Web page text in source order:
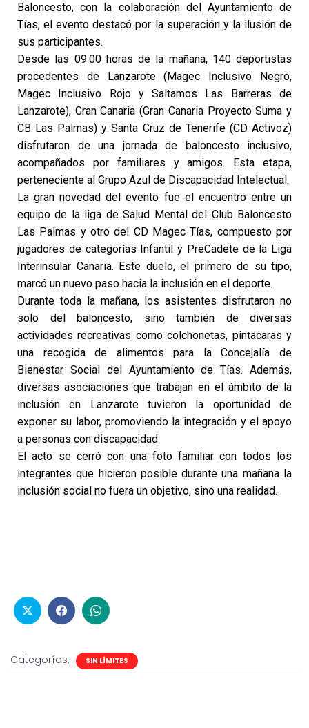
Baloncesto, con la colaboración del Ayuntamiento de
Tías, el eventodestacó por la superación y la ilusión de
sus participantes.
Desde las 09:00 horas de la mañana, 140 deportistas
procedentes de Lanzarote (Magec Inclusivo Negro,
Magec Inclusivo Rojo y Saltamos Las Barreras de
Lanzarote), Gran Canaria (Gran Canaria Proyecto Suma y
CB Las Palmas) y Santa Cruz de Tenerife (CD Activoz)
disfrutaron de una jornada de baloncesto inclusivo,
acompañados por familiares y amigos. Esta etapa,
perteneciente al Grupo Azul de Discapacidad Intelectual.
La gran novedad del evento fue el encuentro entre un
equipo de la liga de Salud Mental del Club Baloncesto
Las Palmas y otro del CD Magec Tías, compuesto por
jugadores de categorías Infantil y PreCadete de la Liga
Interinsular Canaria. Este duelo, el primero de su tipo,
marcó un nuevo paso hacia la inclusión en el deporte.
Durante toda la mañana, los asistentes disfrutaron no
solo del baloncesto, sino también de diversas
actividades recreativas como colchonetas, pintacaras y
una recogida de alimentos para la Concejalía de
Bienestar Social del Ayuntamiento de Tías. Además,
diversas asociaciones que trabajan en el ámbito de la
inclusión en Lanzarote tuvieron la oportunidad de
exponer su labor, promoviendo la integración y el apoyo
a personas con discapacidad.
El acto se cerró con una foto familiar con todos los
integrantes que hicieron posible durante una mañana la
inclusión social no fuera un objetivo, sino una realidad.
Categorías: SIN LÍMITES